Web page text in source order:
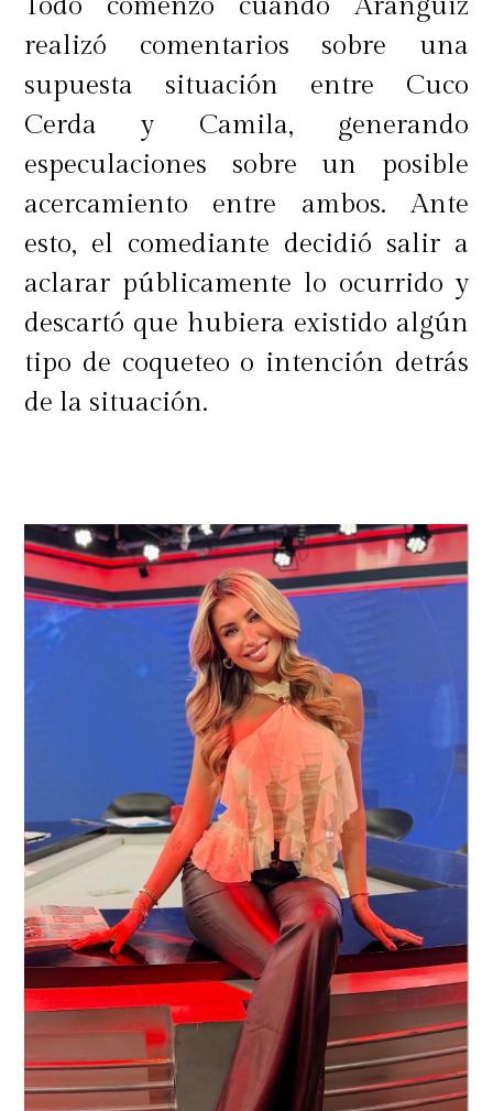
realizó comentarios sobre una
supuesta situación entre Cuco
Cerda y Camila, generando
especulaciones sobre un posible
acercamiento entre ambos. Ante
esto, el comediante decidió salir a
aclarar públicamente lo ocurrido y
descartó que hubiera existido algún
tipo de coqueteo o intención detrás
de la situación.